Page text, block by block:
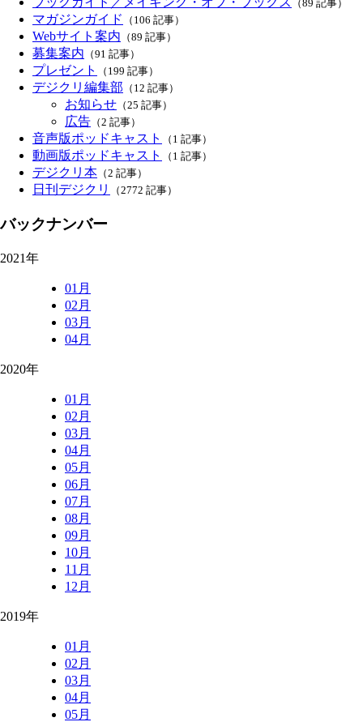
（89 記事）
マガジンガイド （106 記事）
Webサイト案内 （89 記事）
募集案内 （91 記事）
プレゼント （199 記事）
デジクリ編集部 （12 記事）
お知らせ （25 記事）
広告 （2 記事）
音声版ポッドキャスト （1 記事）
動画版ポッドキャスト （1 記事）
デジクリ本 （2 記事）
日刊デジクリ （2772 記事）
バックナンバー
2021年
01月
02月
03月
04月
2020年
01月
02月
03月
04月
05月
06月
07月
08月
09月
10月
11月
12月
2019年
01月
02月
03月
04月
05月